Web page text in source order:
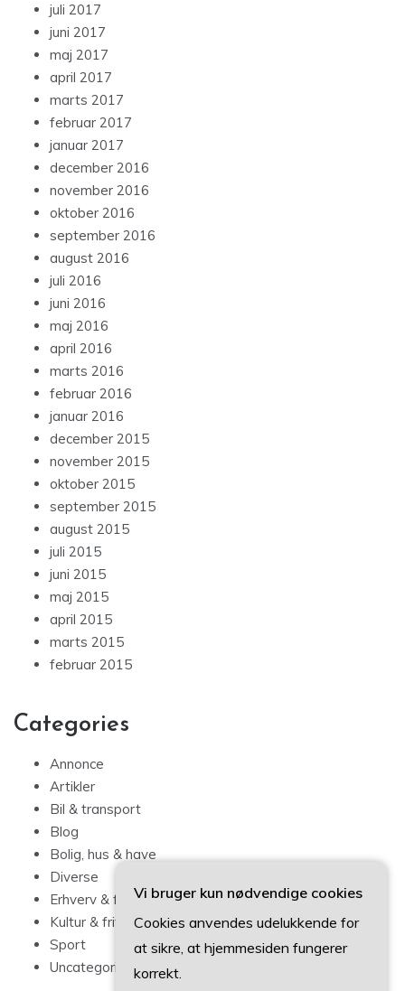
juli 2017
juni 2017
maj 2017
april 2017
marts 2017
februar 2017
januar 2017
december 2016
november 2016
oktober 2016
september 2016
august 2016
juli 2016
juni 2016
maj 2016
april 2016
marts 2016
februar 2016
januar 2016
december 2015
november 2015
oktober 2015
september 2015
august 2015
juli 2015
juni 2015
maj 2015
april 2015
marts 2015
februar 2015
Categories
Annonce
Artikler
Bil & transport
Blog
Bolig, hus & have
Diverse
Erhverv & forbrug
Kultur & fritid
Sport
Uncategorized
Vi bruger kun nødvendige cookies
Cookies anvendes udelukkende for
at sikre, at hjemmesiden fungerer
korrekt.